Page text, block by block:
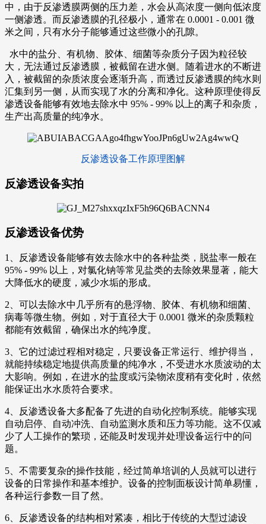
中，由于反渗透膜两侧的压力差，水会从高浓度一侧向低浓度
一侧渗透。而反渗透膜的孔径极小，通常在 0.0001 - 0.001 微
米之间，只有水分子能够通过这些微小的孔隙。
水中的盐分、有机物、胶体、细菌等杂质分子因为粒径较
大，无法通过反渗透膜，被截留在进水侧。随着进水的不断进
入，被截留的杂质浓度会逐渐升高，而透过反渗透膜的纯水则
汇集到另一侧，从而实现了水的分离和净化。这种原理使得反
渗透设备能够有效地去除水中 95% - 99% 以上的离子和杂质，
生产出高质量的纯净水。
反渗透设备工作原理图解
反渗透设备实拍
反渗透设备优势
1、反渗透设备能够有效去除水中的各种盐类，脱盐率一般在
95% - 99% 以上，对氯化钠等常见盐类的去除效果显著，能大
大降低水的硬度，减少水垢的形成。
2、可以去除水中几乎所有的悬浮物、胶体、有机物和细菌、
病毒等微生物。例如，对于直径大于 0.0001 微米的杂质颗粒
都能有效截留，确保出水的纯净度。
3、它的过滤过程相对稳定，只要设备正常运行、维护得当，
就能持续稳定地提供高质量的纯净水，不受进水水质波动的太
大影响。例如，在进水的盐度或污染物浓度稍有变化时，依然
能保证出水水质符合要求。
4、反渗透设备大多配备了先进的自动化控制系统。能够实现
自动启停、自动冲洗、自动监测水质和压力等功能。这不仅减
少了人工操作的繁琐，还能及时发现并处理设备运行中的问
题。
5、不需要复杂的操作技能，经过简单培训的人员就可以进行
设备的日常操作和基本维护。设备的控制面板设计简单易懂，
各种运行参数一目了然。
6、反渗透设备的结构相对紧凑，相比于传统的大型过滤设